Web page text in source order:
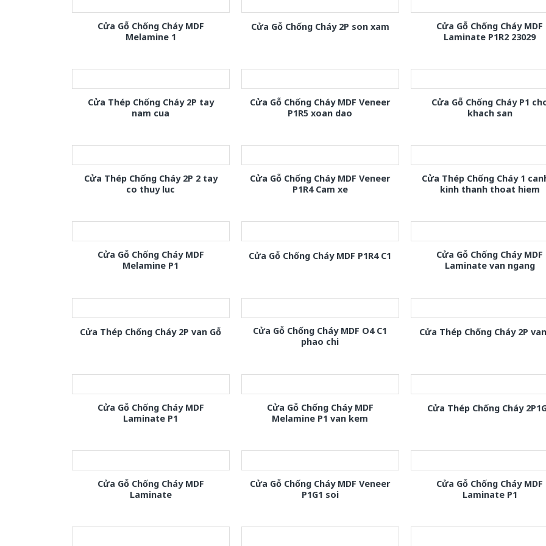
Cửa Gỗ Chống Cháy MDF
Melamine 1
Cửa Gỗ Chống Cháy 2P son xam
Cửa Gỗ Chống Cháy MDF
Laminate P1R2 23029
Cửa Thép Chống Cháy 2P tay
nam cua
Cửa Gỗ Chống Cháy MDF Veneer
P1R5 xoan dao
Cửa Gỗ Chống Cháy P1
khach san
Cửa Thép Chống Cháy 2P 2 tay
co thuy luc
Cửa Gỗ Chống Cháy MDF Veneer
P1R4 Cam xe
Cửa Thép Chống Cháy 1
kinh thanh thoat hiem
Cửa Gỗ Chống Cháy MDF
Melamine P1
Cửa Gỗ Chống Cháy MDF P1R4 C1
Cửa Gỗ Chống Cháy MDF
Laminate van ngang
Cửa Thép Chống Cháy 2P van Gỗ
Cửa Gỗ Chống Cháy MDF O4 C1
phao chi
Cửa Thép Chống Cháy 2P
Cửa Gỗ Chống Cháy MDF
Laminate P1
Cửa Gỗ Chống Cháy MDF
Melamine P1 van kem
Cửa Thép Chống Cháy
Cửa Gỗ Chống Cháy MDF
Laminate
Cửa Gỗ Chống Cháy MDF Veneer
P1G1 soi
Cửa Gỗ Chống Cháy MDF
Laminate P1